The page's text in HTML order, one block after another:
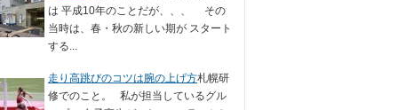
は 平成10年のことだが、、、 その
当時は、春・秋の新しい期が スタート
する...
走り高跳びのコツは腕の上げ方札幌研
修でのこと。 私が担当しているグル